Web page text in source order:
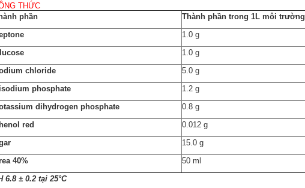
THỨC
phần
Thành phần trong 1L môi trường
1.0 g
1.0 g
chloride
5.0 g
phosphate
1.2 g
dihydrogen phosphate
0.8 g
red
0.012 g
15.0 g
40%
50 ml
6.8 ± 0.2 tại 25°C
Sheep Blood
MELAB Mueller Hinton Agar + 5%
Horse Blood + NAD